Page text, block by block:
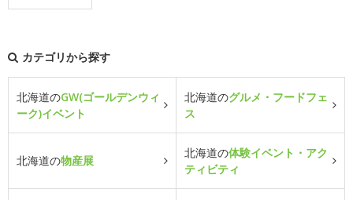
カテゴリから探す
北海道のGW(ゴールデンウィ
ーク)イベント
北海道のグルメ・フードフェ
ス
北海道の物産展
北海道の体験イベント・アク
ティビティ